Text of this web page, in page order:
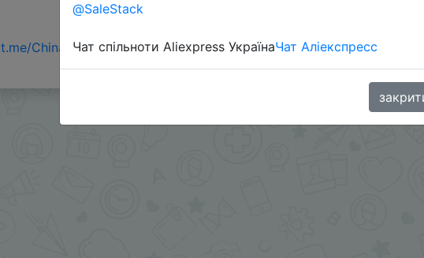
t.me/ChinaGoodBuy
@SaleStack
Чат спільноти Aliexpress УкраїнаЧат Аліекспресс